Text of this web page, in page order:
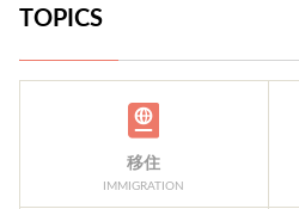
TOPICS
移住
IMMIGRATION